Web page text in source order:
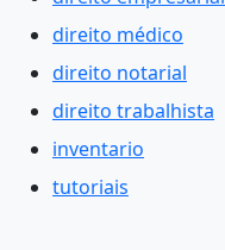
direito médico
direito notarial
direito trabalhista
inventario
tutoriais